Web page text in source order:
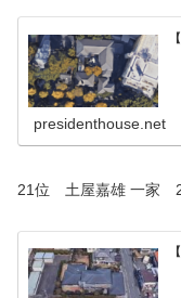
presidenthouse.net
21位 土屋嘉雄 一家